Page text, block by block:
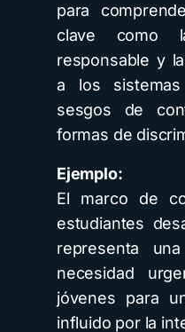
para
clave como
responsable y
a los
sesgos de
formas de
Ejemplo:
El marco de
estudiantes
representa
necesidad
jóvenes para
influido por la